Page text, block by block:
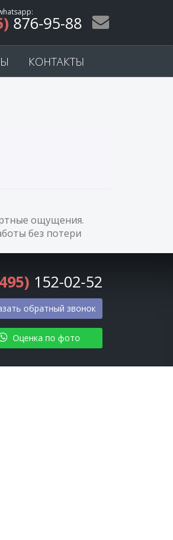
:
876-95-88
КОНТАКТЫ
ощущения.
без потери
152-02-52
обратный звонок
Оценка по фото